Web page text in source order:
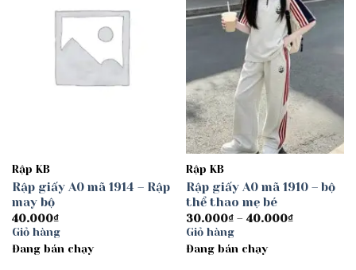
Rập KB
Rập giấy A0 mã 1914 – Rập
may bộ
40.000₫
Giỏ hàng
Đang bán chạy
Rập KB
Rập giấy A0 mã 1910 – bộ
thể thao mẹ bé
30.000₫ – 40.000₫Khoảng
Giỏ hàng
Đang bán chạy